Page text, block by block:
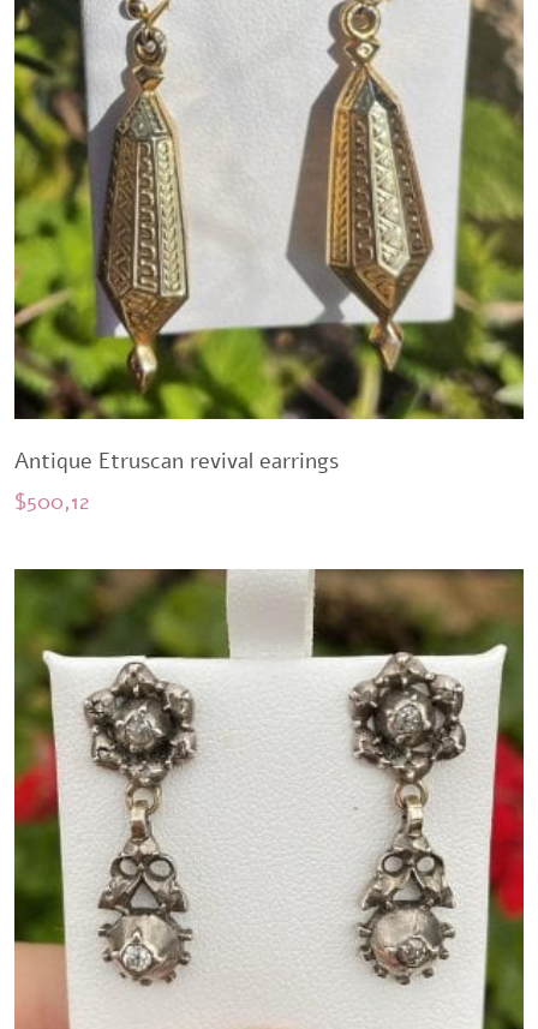
Antique Etruscan revival earrings
$500,12